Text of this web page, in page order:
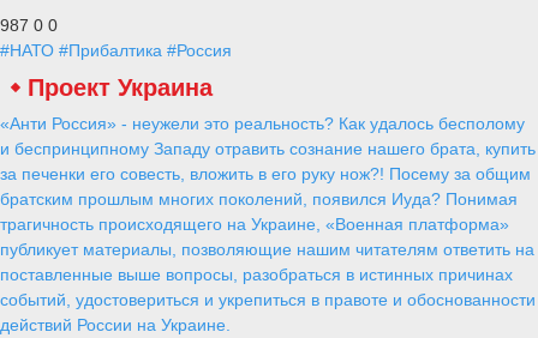
987 0 0
#НАТО #Прибалтика #Россия
Проект Украина
«Анти Россия» - неужели это реальность? Как удалось бесполому
и беспринципному Западу отравить сознание нашего брата, купить
за печенки его совесть, вложить в его руку нож?! Посему за общим
братским прошлым многих поколений, появился Иуда? Понимая
трагичность происходящего на Украине, «Военная платформа»
публикует материалы, позволяющие нашим читателям ответить на
поставленные выше вопросы, разобраться в истинных причинах
событий, удостовериться и укрепиться в правоте и обоснованности
действий России на Украине.